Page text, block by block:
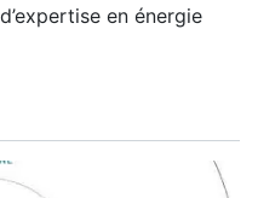
en énergie